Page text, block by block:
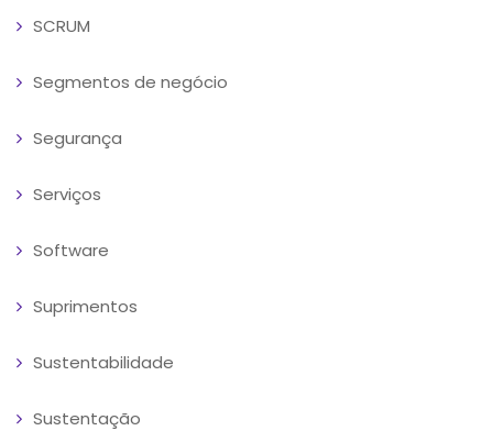
SCRUM
Segmentos de negócio
Segurança
Serviços
Software
Suprimentos
Sustentabilidade
Sustentação